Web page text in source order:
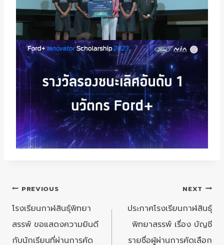
แนะแนว
เรื่อง
PREVIOUS
โรงเรียนกาฬสินธุ์พิทยา
สรรพ์ ขอแสดงความยินดี
กับนักเรียนที่ผ่านการคัด
NEXT
ประกาศโรงเรียนกาฬสินธุ์
พิทยาสรรพ์ เรื่อง บัญชี
รายชื่อผู้ผ่านการคัดเลือก